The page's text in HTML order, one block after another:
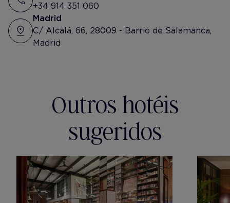
+34 914 351 060
Madrid
C/ Alcalá, 66, 28009 - Barrio de Salamanca,
Madrid
Outros hotéis
sugeridos